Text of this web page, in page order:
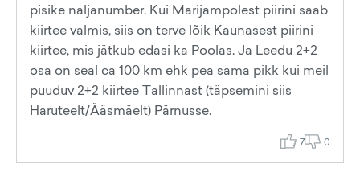
pisike naljanumber. Kui Marijampolest piirini saab
kiirtee valmis, siis on terve lõik Kaunasest piirini
kiirtee, mis jätkub edasi ka Poolas. Ja Leedu 2+2
osa on seal ca 100 km ehk pea sama pikk kui meil
puuduv 2+2 kiirtee Tallinnast (täpsemini siis
Haruteelt/Ääsmäelt) Pärnusse.
7 0